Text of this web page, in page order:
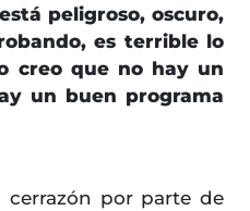
peligroso, oscuro,
es terrible lo
creo que no hay un
un buen programa
por parte de